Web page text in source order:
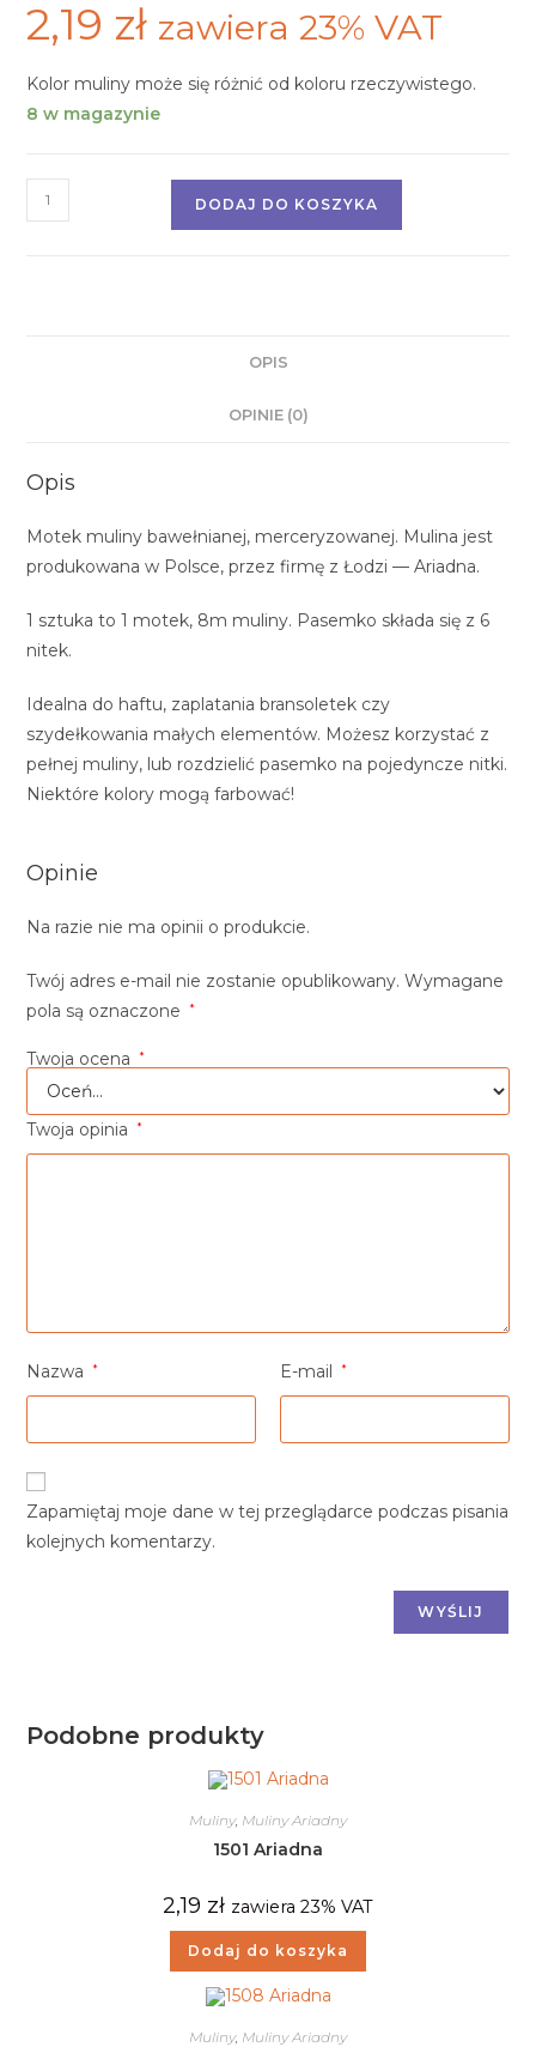
2,19 zł zawiera 23% VAT
Kolor muliny może się różnić od koloru rzeczywistego.
8 w magazynie
DODAJ DO KOSZYKA
OPIS
OPINIE (0)
Opis
Motek muliny bawełnianej, merceryzowanej. Mulina jest
produkowana w Polsce, przez firmę z Łodzi — Ariadna.
1 sztuka to 1 motek, 8m muliny. Pasemko składa się z 6
nitek.
Idealna do haftu, zaplatania bransoletek czy
szydełkowania małych elementów. Możesz korzystać z
pełnej muliny, lub rozdzielić pasemko na pojedyncze nitki.
Niektóre kolory mogą farbować!
Opinie
Na razie nie ma opinii o produkcie.
Twój adres e-mail nie zostanie opublikowany. Wymagane
pola są oznaczone
*
Twoja ocena *
Twoja opinia *
Nazwa * E-mail *
Zapamiętaj moje dane w tej przeglądarce podczas pisania
kolejnych komentarzy.
Podobne produkty
Muliny, Muliny Ariadny
1501 Ariadna
2,19 zł zawiera 23% VAT
Dodaj do koszyka
Muliny, Muliny Ariadny